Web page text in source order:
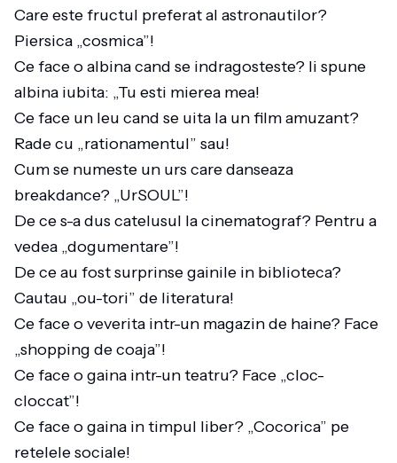
Care este fructul preferat al astronautilor?
Piersica „cosmica”!
Ce face o albina cand se indragosteste? Ii spune
albina iubita: „Tu esti mierea mea!
Ce face un leu cand se uita la un film amuzant?
Rade cu „rationamentul” sau!
Cum se numeste un urs care danseaza
breakdance? „UrSOUL”!
De ce s-a dus catelusul la cinematograf? Pentru a
vedea „dogumentare”!
De ce au fost surprinse gainile in biblioteca?
Cautau „ou-tori” de literatura!
Ce face o veverita intr-un magazin de haine? Face
„shopping de coaja”!
Ce face o gaina intr-un teatru? Face „cloc-
cloccat”!
Ce face o gaina in timpul liber? „Cocorica” pe
retelele sociale!